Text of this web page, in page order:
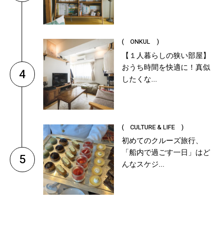
4
( ONKUL )
【１人暮らしの狭い部屋】
おうち時間を快適に！真似
したくな...
5
( CULTURE & LIFE )
初めてのクルーズ旅行、
「船内で過ごす一日」はど
んなスケジ...